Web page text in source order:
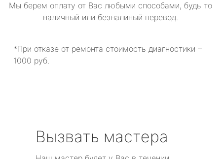
Мы берем оплату от Вас любыми способами, будь то
наличный или безналиный перевод.
*При отказе от ремонта стоимость диагностики –
1000 руб.
Вызвать мастера